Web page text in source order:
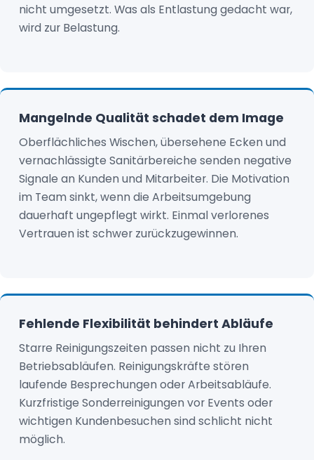
nicht umgesetzt. Was als Entlastung gedacht war,
wird zur Belastung.
Mangelnde Qualität schadet dem Image
Oberflächliches Wischen, übersehene Ecken und
vernachlässigte Sanitärbereiche senden negative
Signale an Kunden und Mitarbeiter. Die Motivation
im Team sinkt, wenn die Arbeitsumgebung
dauerhaft ungepflegt wirkt. Einmal verlorenes
Vertrauen ist schwer zurückzugewinnen.
Fehlende Flexibilität behindert Abläufe
Starre Reinigungszeiten passen nicht zu Ihren
Betriebsabläufen. Reinigungskräfte stören
laufende Besprechungen oder Arbeitsabläufe.
Kurzfristige Sonderreinigungen vor Events oder
wichtigen Kundenbesuchen sind schlicht nicht
möglich.